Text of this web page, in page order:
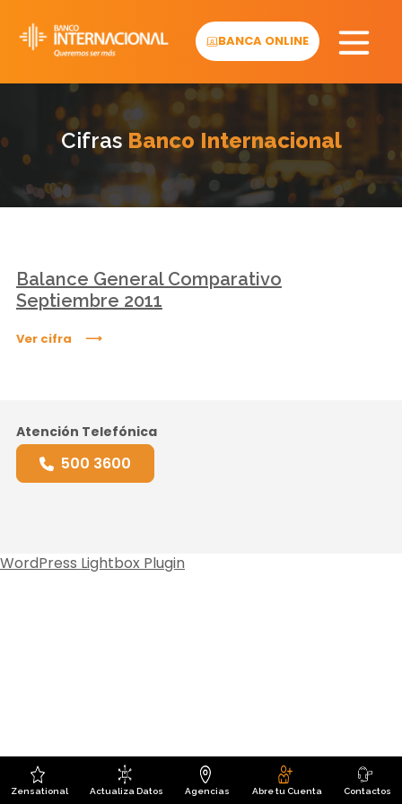
content
BANCA ONLINE
Cifras Banco Internacional
Balance General Comparativo
Septiembre 2011
Ver cifra
Atención Telefónica
500 3600
Zensational Actualiza Datos Agencias Abre tu Cuenta Contactos
WordPress Lightbox Plugin